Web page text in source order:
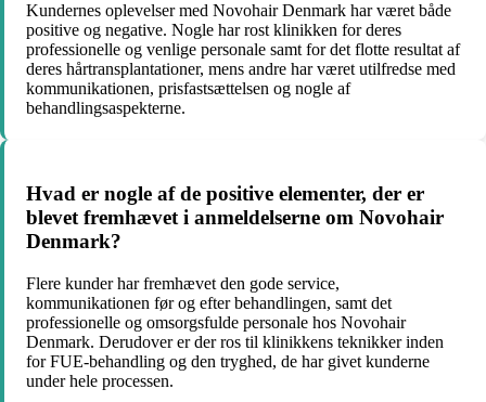
Kundernes oplevelser med Novohair Denmark har været både
positive og negative. Nogle har rost klinikken for deres
professionelle og venlige personale samt for det flotte resultat af
deres hårtransplantationer, mens andre har været utilfredse med
kommunikationen, prisfastsættelsen og nogle af
behandlingsaspekterne.
Hvad er nogle af de positive elementer, der er
blevet fremhævet i anmeldelserne om Novohair
Denmark?
Flere kunder har fremhævet den gode service,
kommunikationen før og efter behandlingen, samt det
professionelle og omsorgsfulde personale hos Novohair
Denmark. Derudover er der ros til klinikkens teknikker inden
for FUE-behandling og den tryghed, de har givet kunderne
under hele processen.